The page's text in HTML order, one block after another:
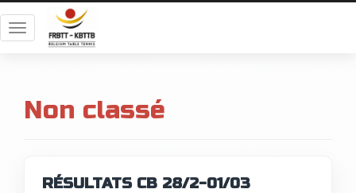
T
Non classé
RÉSULTATS CB 28/2-01/03